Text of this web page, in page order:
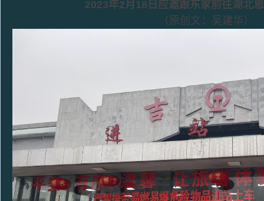
2023年2月18日 应邀跟东家前往湖北
（原创文：吴建华）